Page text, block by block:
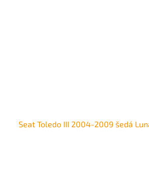
Seat Toledo III 2004-2009 šedá